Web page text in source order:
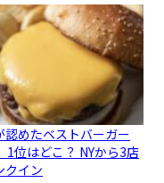
認めたベストバーガー
1位はどこ？ NYから3店
クイン